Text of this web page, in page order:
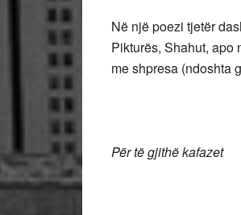
Në një poezi tjetër
Pikturës, Shahut, apo
me shpresa (ndoshta
Për të gjithë kafazet